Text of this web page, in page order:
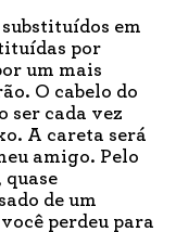
em
por
um mais
O cabelo do
ser cada vez
A careta será
amigo. Pelo
quase
de um
perdeu para